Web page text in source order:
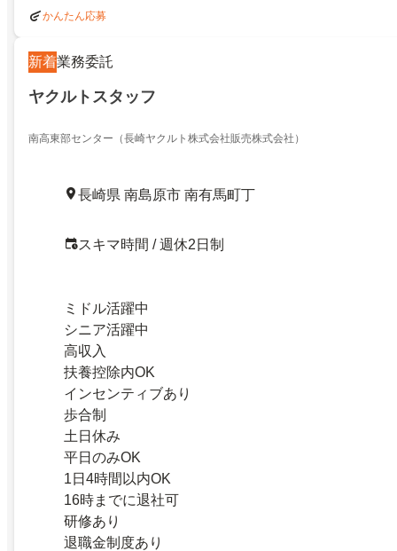
かんたん応募
新着業務委託
ヤクルトスタッフ
南高東部センター（長崎ヤクルト株式会社販売株式会社）
長崎県 南島原市 南有馬町丁
スキマ時間 / 週休2日制
ミドル活躍中
シニア活躍中
高収入
扶養控除内OK
インセンティブあり
歩合制
土日休み
平日のみOK
1日4時間以内OK
16時までに退社可
研修あり
退職金制度あり